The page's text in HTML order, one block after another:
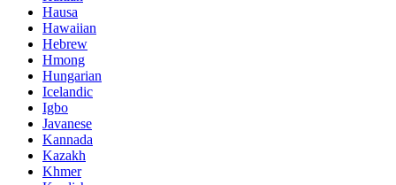
Hausa
Hawaiian
Hebrew
Hmong
Hungarian
Icelandic
Igbo
Javanese
Kannada
Kazakh
Khmer